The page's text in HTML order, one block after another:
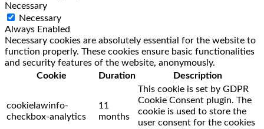
Necessary
Necessary
Always Enabled
Necessary cookies are absolutely essential for the website to
function properly. These cookies ensure basic functionalities
and security features of the website, anonymously.
Cookie
Duration Description
cookielawinfo-
checkbox-analytics
11
months
This cookie is set by GDPR
Cookie Consent plugin. The
cookie is used to store the
user consent for the cookies